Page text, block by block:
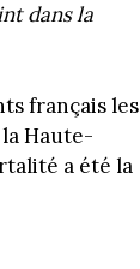
dans la
français les
Haute-
a été la